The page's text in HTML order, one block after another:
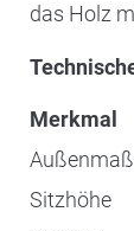
das Holz
Merkmal
Sitzhöhe